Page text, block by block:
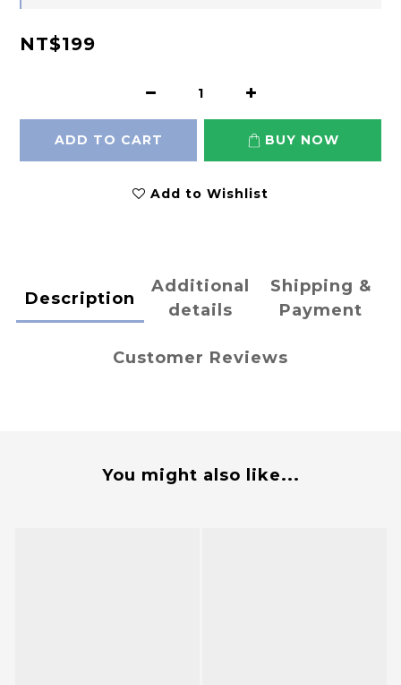
NT$199
ADD TO CART BUY NOW
Add to Wishlist
Description
Additional
details
Shipping &
Payment
Customer Reviews
You might also like...